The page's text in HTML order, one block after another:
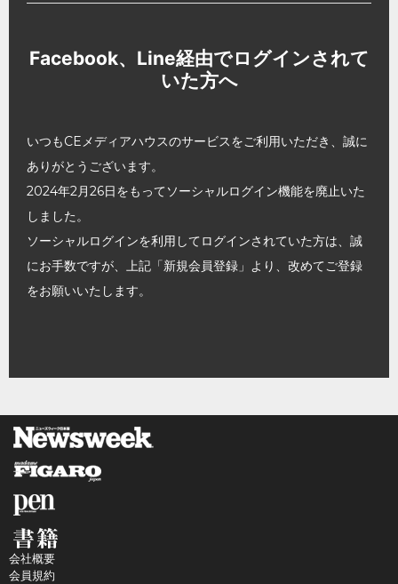
Facebook、Line経由でログインされて
いた方へ
いつもCEメディアハウスのサービスをご利用いただき、誠に
ありがとうございます。
2024年2月26日をもってソーシャルログイン機能を廃止いた
しました。
ソーシャルログインを利用してログインされていた方は、誠
にお手数ですが、上記「新規会員登録」より、改めてご登録
をお願いいたします。
会社概要
会員規約